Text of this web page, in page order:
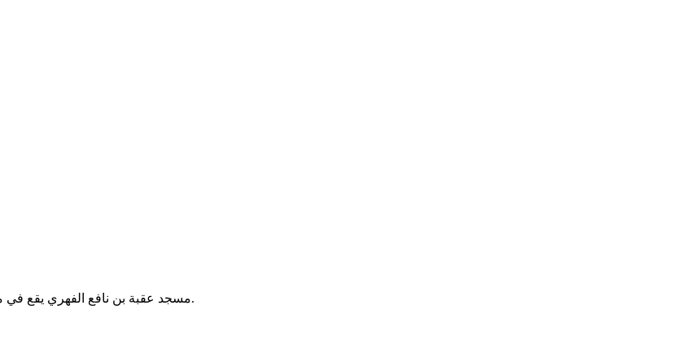
مسجد عقبة بن نافع الفهري يقع في مراكش، المغرب. يُقام فيه الصلوات الخمس والجمعة، ويخدم الحي المحيط به.